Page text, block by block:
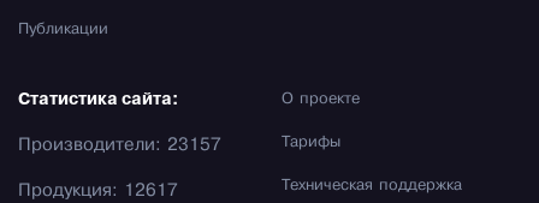
Публикации
О проекте
Тарифы
Техническая поддержка
Статистика сайта:
Производители: 23157
Продукция: 12617